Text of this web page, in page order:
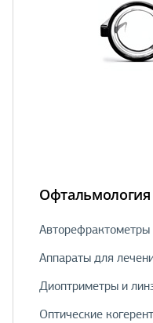
Офтальмология
Аппараты для
Диоптриметры и
Оптические